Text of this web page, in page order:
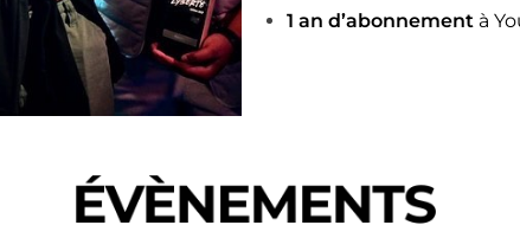
1 an d’abonnementà
ÉVÈNEMENTS